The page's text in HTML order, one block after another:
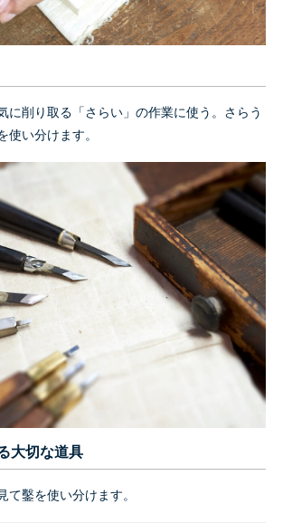
に削り取る「さらい」の作業に使う。さらう
使い分けます。
大切な道具
て鑿を使い分けます。